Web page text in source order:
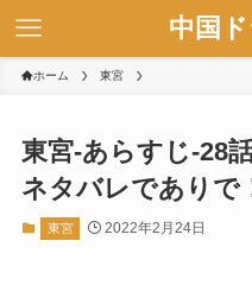
中国
ホーム 東宮
東宮-あらすじ-28
ネタバレでありで
東宮 2022年2月24日